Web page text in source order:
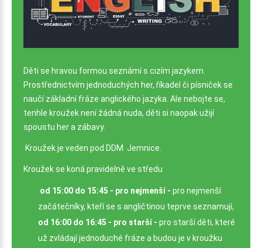
Děti se hravou formou seznámí s cizím jazykem.
Prostřednictvím jednoduchých her, říkadel či písniček se
naučí základní fráze anglického jazyka. Ale nebojte se,
tenhle kroužek není žádná nuda, děti si naopak užijí
spoustu her a zábavy.
Kroužek je veden pod DDM Jemnice.
Kroužek se koná pravidelně ve středu
od 15:00 do 15:45 - pro nejmenší - pro nejmenší
začátečníky, kteří se s angličtinou teprve seznamují,
od 16:00 do 16:45 - pro starší - pro starší děti, které
už zvládají jednoduché fráze a budou je v kroužku